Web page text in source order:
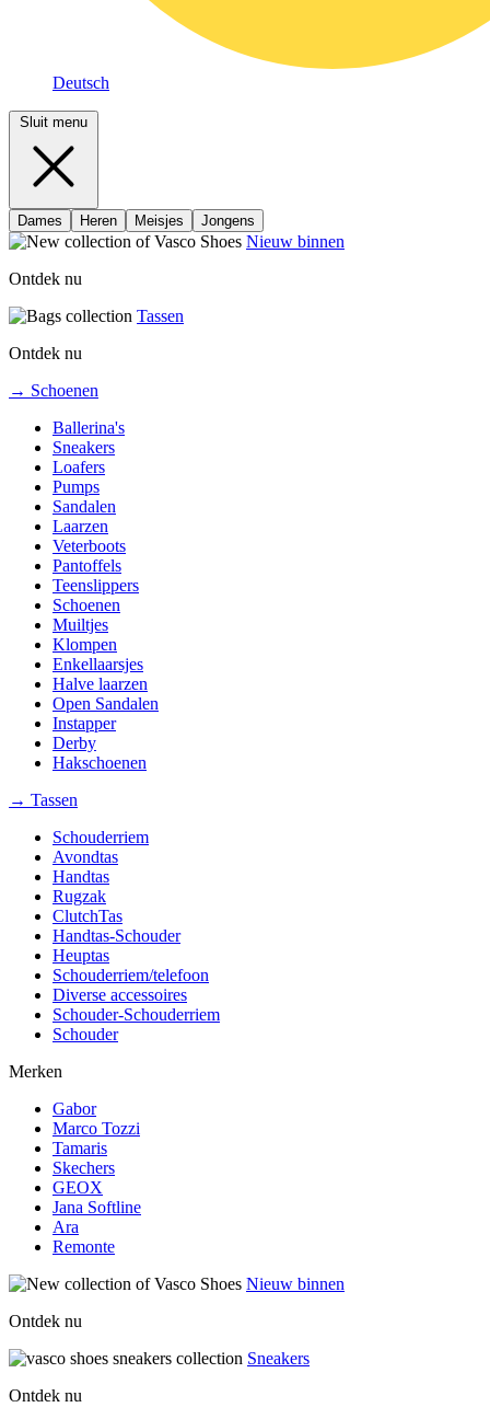
Deutsch
Sluit menu
Dames Heren Meisjes Jongens
Nieuw binnen
Ontdek nu
Tassen
Ontdek nu
→ Schoenen
Ballerina's
Sneakers
Loafers
Pumps
Sandalen
Laarzen
Veterboots
Pantoffels
Teenslippers
Schoenen
Muiltjes
Klompen
Enkellaarsjes
Halve laarzen
Open Sandalen
Instapper
Derby
Hakschoenen
→ Tassen
Schouderriem
Avondtas
Handtas
Rugzak
ClutchTas
Handtas-Schouder
Heuptas
Schouderriem/telefoon
Diverse accessoires
Schouder-Schouderriem
Schouder
Merken
Gabor
Marco Tozzi
Tamaris
Skechers
GEOX
Jana Softline
Ara
Remonte
Nieuw binnen
Ontdek nu
Sneakers
Ontdek nu